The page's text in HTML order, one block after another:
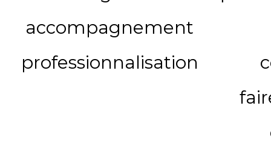
accompagnement
professionnalisation